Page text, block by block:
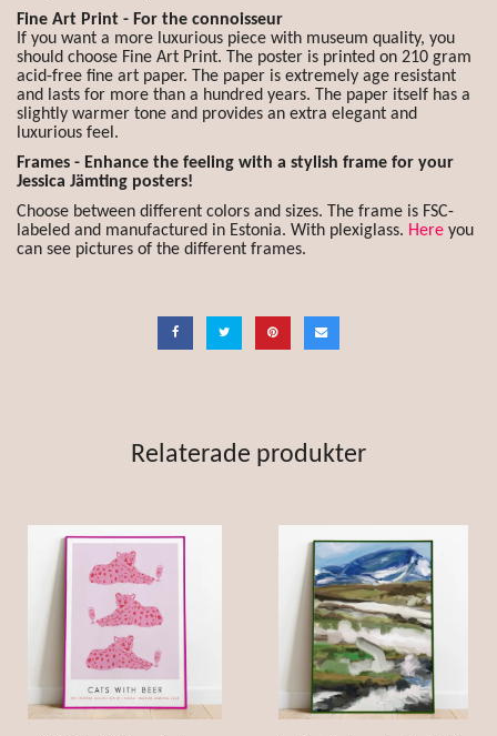
Fine Art Print - For the connoisseur
If you want a more luxurious piece with museum quality, you
should choose Fine Art Print. The poster is printed on 210 gram
acid-free fine art paper. The paper is extremely age resistant
and lasts for more than a hundred years. The paper itself has a
slightly warmer tone and provides an extra elegant and
luxurious feel.
Frames - Enhance the feeling with a stylish frame for your
Jessica Jämting posters!
Choose between different colors and sizes. The frame is FSC-
labeled and manufactured in Estonia. With plexiglass. Here you
can see pictures of the different frames.
Relaterade produkter